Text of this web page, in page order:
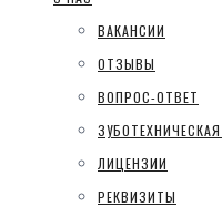
ВАКАНСИИ
ОТЗЫВЫ
ВОПРОС-ОТВЕТ
ЛИЦЕНЗИИ
РЕКВИЗИТЫ